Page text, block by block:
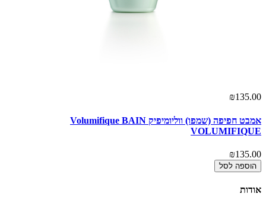
₪135.00
אמבט חפיפה (שמפו) ווליומיפיק Volumifique BAIN
VOLUMIFIQUE
₪135.00
הוספה לסל
אודות